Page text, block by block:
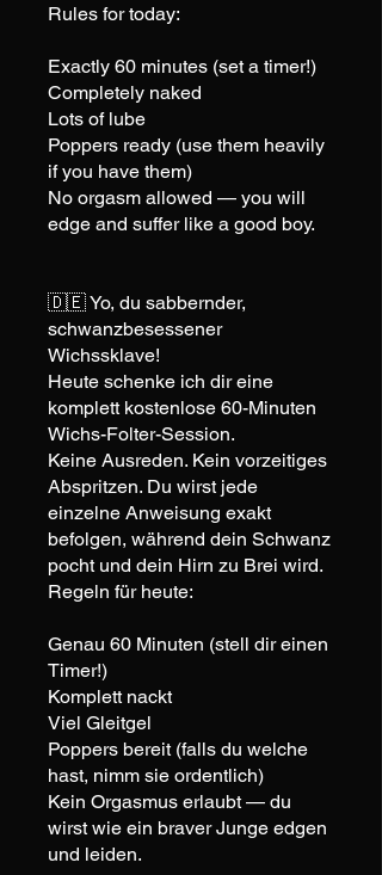
Rules for today:
Exactly 60 minutes (set a timer!)
Completely naked
Lots of lube
Poppers ready (use them heavily
if you have them)
No orgasm allowed — you will
edge and suffer like a good boy.
🇩🇪 Yo, du sabbernder,
schwanzbesessener
Wichssklave!
Heute schenke ich dir eine
komplett kostenlose 60-Minuten
Wichs-Folter-Session.
Keine Ausreden. Kein vorzeitiges
Abspritzen. Du wirst jede
einzelne Anweisung exakt
befolgen, während dein Schwanz
pocht und dein Hirn zu Brei wird.
Regeln für heute:
Genau 60 Minuten (stell dir einen
Timer!)
Komplett nackt
Viel Gleitgel
Poppers bereit (falls du welche
hast, nimm sie ordentlich)
Kein Orgasmus erlaubt — du
wirst wie ein braver Junge edgen
und leiden.